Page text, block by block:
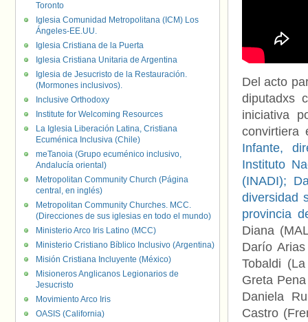
Del acto
diputadxs
iniciativa
convirtiera
Infante,
Instituto
(INADI);
diversidad
provincia
Diana
Darío
Tobaldi
Greta
Daniela
Castro
Toronto
Iglesia Comunidad Metropolitana (ICM) Los
Ángeles-EE.UU.
Iglesia Cristiana de la Puerta
Iglesia Cristiana Unitaria de Argentina
Iglesia de Jesucristo de la Restauración.
(Mormones inclusivos).
Inclusive Orthodoxy
Institute for Welcoming Resources
La Iglesia Liberación Latina, Cristiana
Ecuménica Inclusiva (Chile)
meTanoia (Grupo ecuménico inclusivo,
Andalucía oriental)
Metropolitan Community Church (Página
central, en inglés)
Metropolitan Community Churches. MCC.
(Direcciones de sus iglesias en todo el mundo)
Ministerio Arco Iris Latino (MCC)
Ministerio Cristiano Bíblico Inclusivo (Argentina)
Misión Cristiana Incluyente (México)
Misioneros Anglicanos Legionarios de
Jesucristo
Movimiento Arco Iris
OASIS (California)